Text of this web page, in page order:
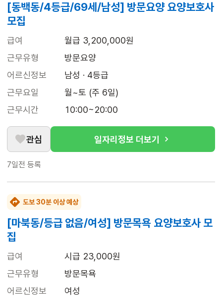
[동백동/4등급/69세/남성] 방문요양 요양보호사
모집
급여
월급 3,200,000원
근무유형
방문요양
어르신정보
남성 · 4등급
근무요일
월~토 (주 6일)
근무시간
10:00~20:00
관심 일자리정보 더보기
7일전 등록
도보 30분 이상 예상
[마북동/등급 없음/여성] 방문목욕 요양보호사 모
집
급여
시급 23,000원
근무유형
방문목욕
어르신정보
여성